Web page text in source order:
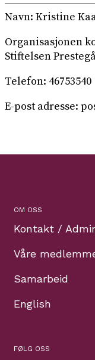
Navn: Kristine
Organisasjonen
Stiftelsen
Telefon: 46753540
E-post adresse:
OM OSS
Kontakt /
Våre
Samarbeid
English
FØLG OSS